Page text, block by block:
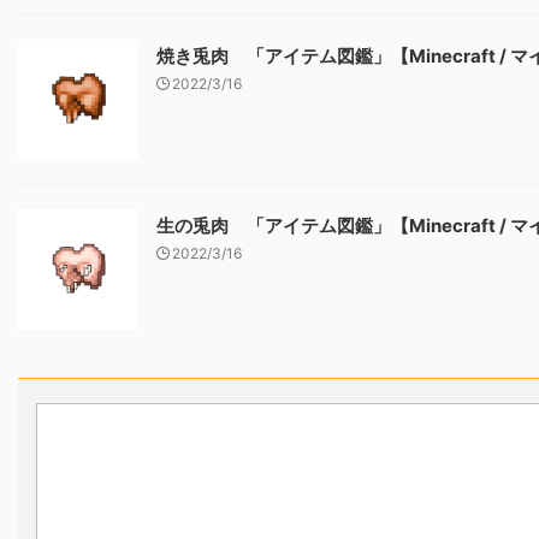
焼き兎肉 「アイテム図鑑」【Minecraft / マイ
2022/3/16
生の兎肉 「アイテム図鑑」【Minecraft / マイ
2022/3/16